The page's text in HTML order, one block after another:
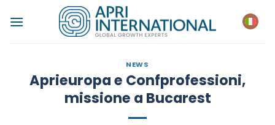
NEWS
Aprieuropa e Confprofessioni,
missione a Bucarest